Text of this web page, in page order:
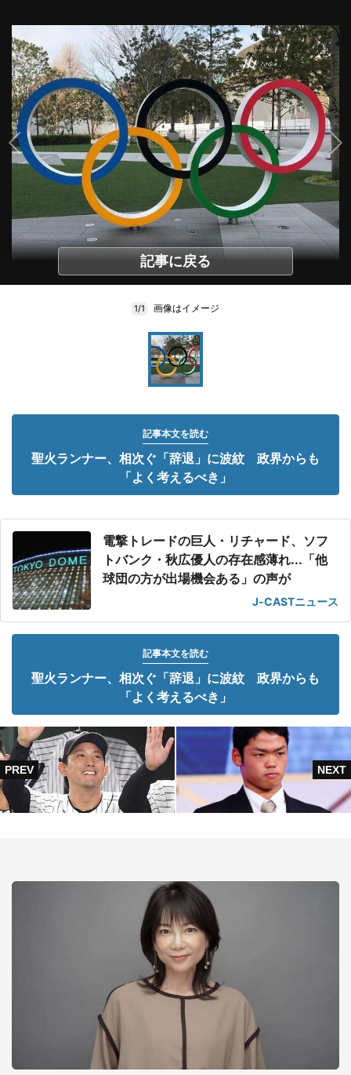
記事に戻る
1/1 画像はイメージ
記事本文を読む
聖火ランナー、相次ぐ「辞退」に波紋 政界からも
「よく考えるべき」
電撃トレードの巨人・リチャード、ソフ
トバンク・秋広優人の存在感薄れ...「他
球団の方が出場機会ある」の声が
J-CASTニュース
記事本文を読む
聖火ランナー、相次ぐ「辞退」に波紋 政界からも
「よく考えるべき」